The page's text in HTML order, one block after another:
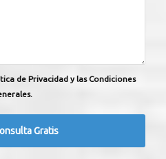
de Privacidad y las Condiciones